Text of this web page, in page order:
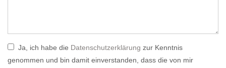
Ja, ich habe die Datenschutzerklärung zur Kenntnis
genommen und bin damit einverstanden, dass die von mir